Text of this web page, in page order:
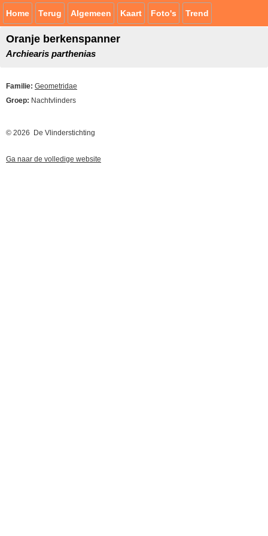
Home Terug Algemeen Kaart Foto's Trend
Oranje berkenspanner
Archiearis parthenias
Familie: Geometridae
Groep: Nachtvlinders
© 2026 De Vlinderstichting
Ga naar de volledige website